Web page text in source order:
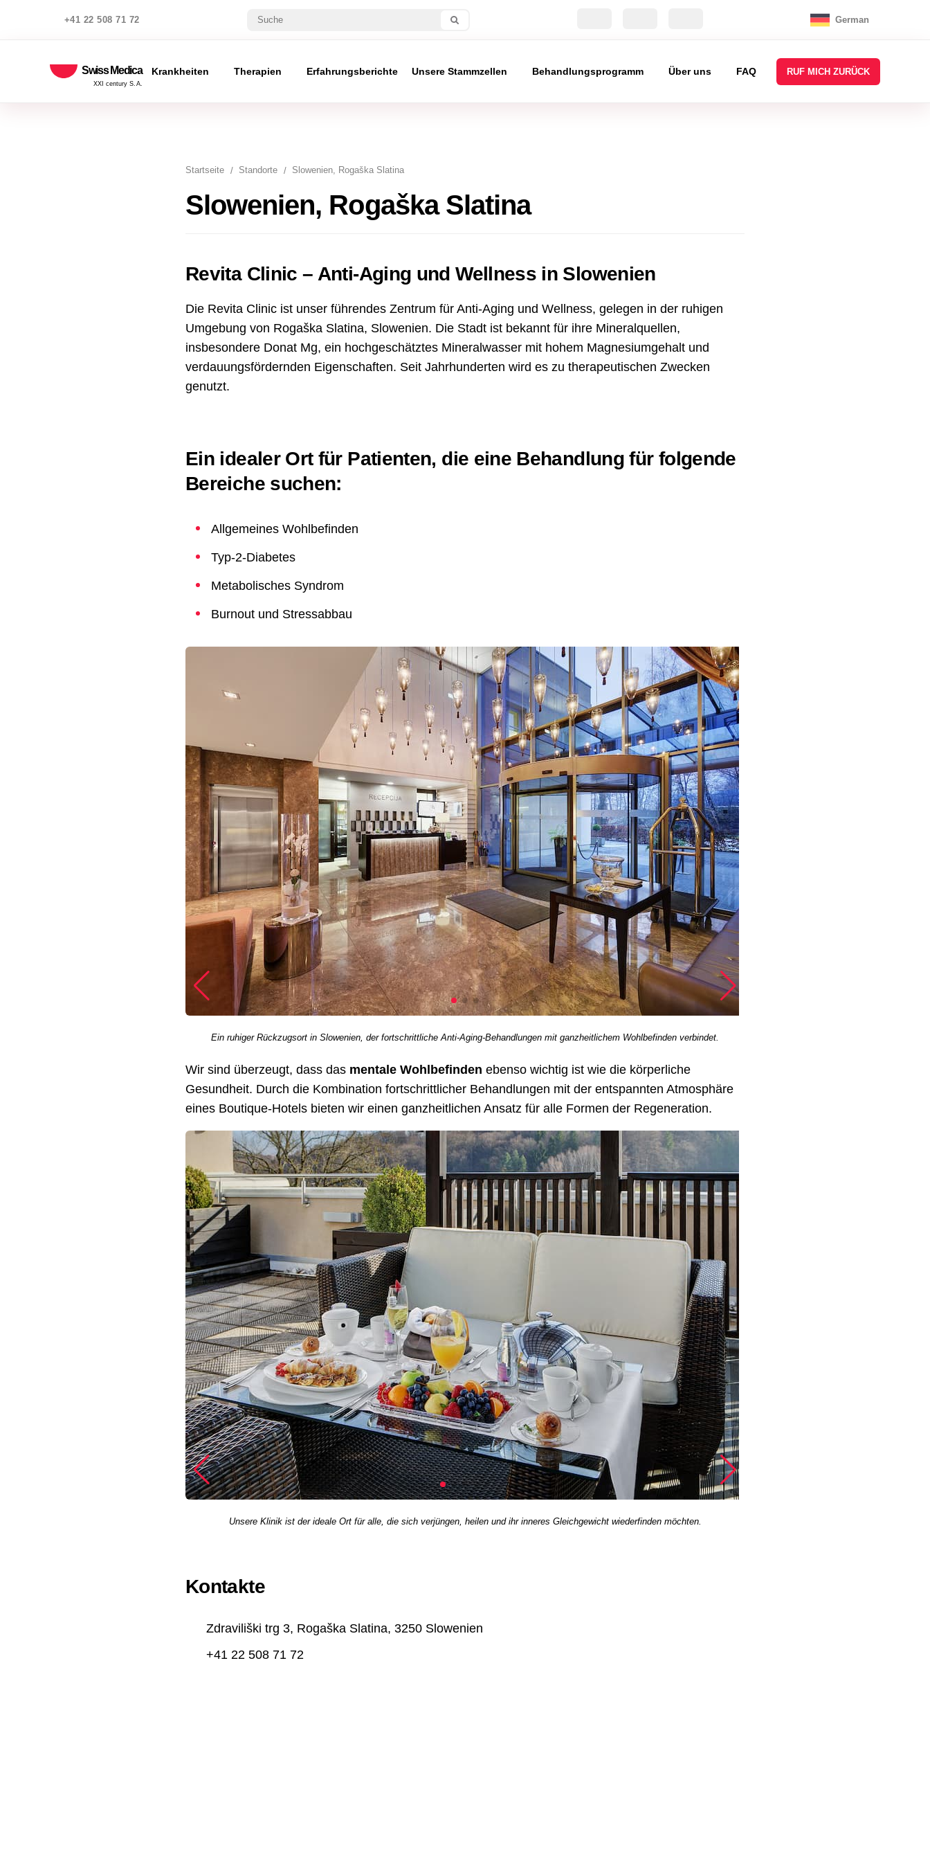
+41 22 508 71 72 German
Swiss Medica
XXI century S.A.
Krankheiten Therapien Erfahrungsberichte Unsere Stammzellen Behandlungsprogramm Über uns FAQ RUF MICH ZURÜCK
Startseite Standorte Slowenien, Rogaška Slatina
Slowenien, Rogaška Slatina
Revita Clinic – Anti-Aging und Wellness in Slowenien
Die Revita Clinic ist unser führendes Zentrum für Anti-Aging und Wellness, gelegen in der ruhigen
Umgebung von Rogaška Slatina, Slowenien. Die Stadt ist bekannt für ihre Mineralquellen,
insbesondere Donat Mg, ein hochgeschätztes Mineralwasser mit hohem Magnesiumgehalt und
verdauungsfördernden Eigenschaften. Seit Jahrhunderten wird es zu therapeutischen Zwecken
genutzt.
Ein idealer Ort für Patienten, die eine Behandlung für folgende
Bereiche suchen:
Allgemeines Wohlbefinden
Typ-2-Diabetes
Metabolisches Syndrom
Burnout und Stressabbau
Ein ruhiger Rückzugsort in Slowenien, der fortschrittliche Anti-Aging-Behandlungen mit ganzheitlichem Wohlbefinden verbindet.
Wir sind überzeugt, dass das mentale Wohlbefinden ebenso wichtig ist wie die körperliche
Gesundheit. Durch die Kombination fortschrittlicher Behandlungen mit der entspannten Atmosphäre
eines Boutique-Hotels bieten wir einen ganzheitlichen Ansatz für alle Formen der Regeneration.
Unsere Klinik ist der ideale Ort für alle, die sich verjüngen, heilen und ihr inneres Gleichgewicht wiederfinden möchten.
Kontakte
Zdraviliški trg 3, Rogaška Slatina, 3250 Slowenien
+41 22 508 71 72